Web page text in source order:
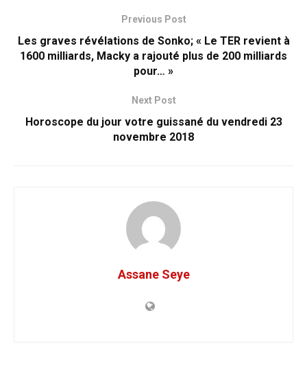
Previous Post
Les graves révélations de Sonko; « Le TER revient à
1600 milliards, Macky a rajouté plus de 200 milliards
pour… »
Next Post
Horoscope du jour votre guissané du vendredi 23
novembre 2018
Assane Seye